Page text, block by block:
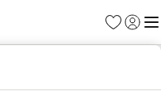
Favoritos
Iniciar